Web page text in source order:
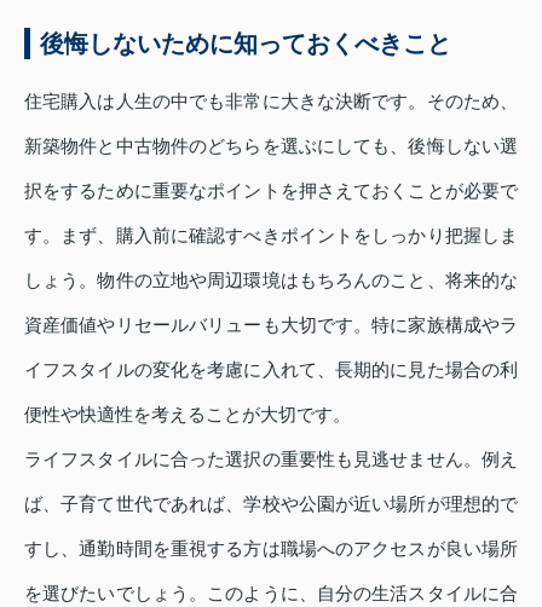
後悔しないために知っておくべきこと
住宅購入は人生の中でも非常に大きな決断です。そのため、
新築物件と中古物件のどちらを選ぶにしても、後悔しない選
択をするために重要なポイントを押さえておくことが必要で
す。まず、購入前に確認すべきポイントをしっかり把握しま
しょう。物件の立地や周辺環境はもちろんのこと、将来的な
資産価値やリセールバリューも大切です。特に家族構成やラ
イフスタイルの変化を考慮に入れて、長期的に見た場合の利
便性や快適性を考えることが大切です。
ライフスタイルに合った選択の重要性も見逃せません。例え
ば、子育て世代であれば、学校や公園が近い場所が理想的で
すし、通勤時間を重視する方は職場へのアクセスが良い場所
を選びたいでしょう。このように、自分の生活スタイルに合